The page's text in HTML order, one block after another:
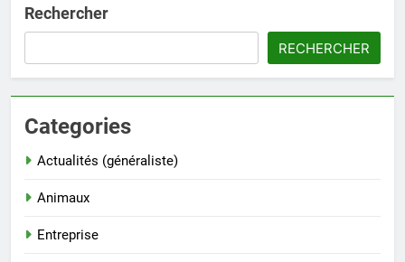
Rechercher
RECHERCHER
Categories
Actualités (généraliste)
Animaux
Entreprise